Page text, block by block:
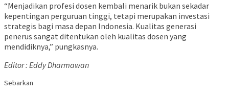
“Menjadikan profesi dosen kembali menarik bukan sekadar
kepentingan perguruan tinggi, tetapi merupakan investasi
strategis bagi masa depan Indonesia. Kualitas generasi
penerus sangat ditentukan oleh kualitas dosen yang
mendidiknya,” pungkasnya.
Editor : Eddy Dharmawan
Sebarkan